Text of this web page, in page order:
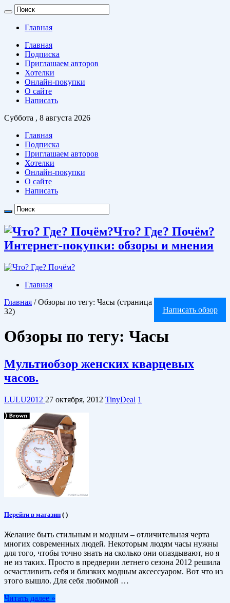
Главная
Главная
Подписка
Приглашаем авторов
Хотелки
Онлайн-покупки
О сайте
Написать
Суббота , 8 августа 2026
Главная
Подписка
Приглашаем авторов
Хотелки
Онлайн-покупки
О сайте
Написать
Что? Где? Почём?
Интернет-покупки: обзоры и мнения
Главная
Написать обзор
Главная / Обзоры по тегу: Часы (страница
32)
Обзоры по тегу: Часы
Мультиобзор женских кварцевых
часов.
LULU2012 27 октября, 2012 TinyDeal 1
Перейти в магазин ( )
Желание быть стильным и модным – отличительная черта
многих современных людей. Некоторым людям часы нужны
для того, чтобы точно знать на сколько они опаздывают, но я
не из таких. Просто в предверии летнего сезона 2012 решила
осчастливить себя и близких модным аксессуаром. Вот что из
этого вышло. Для себя любимой …
Читать далее »